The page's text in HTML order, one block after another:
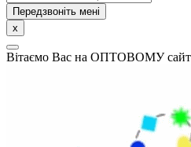
Передзвоніть мені
x
Вітаємо Вас на ОПТОВОМУ